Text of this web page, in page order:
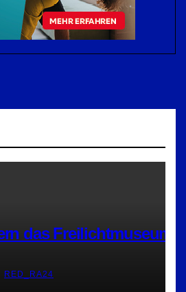
das Freilichtmuseum
RED_RA24